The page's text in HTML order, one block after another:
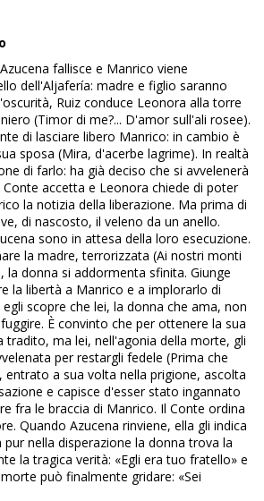
fallisce e Manrico viene
dell'Aljafería: madre e figlio saranno
Ruiz conduce Leonora alla torre
(Timor di me?... D'amor sull'ali rosee).
di lasciare libero Manrico: in cambio è
sposa (Mira, d'acerbe lagrime). In realtà
di farlo: ha già deciso che si avvelenerà
Conte accetta e Leonora chiede di poter
la notizia della liberazione. Ma prima di
di nascosto, il veleno da un anello.
sono in attesa della loro esecuzione.
la madre, terrorizzata (Ai nostri monti
la donna si addormenta sfinita. Giunge
la libertà a Manrico e a implorarlo di
scopre che lei, la donna che ama, non
È convinto che per ottenere la sua
tradito, ma lei, nell'agonia della morte, gli
per restargli fedele (Prima che
entrato a sua volta nella prigione, ascolta
e capisce d'esser stato ingannato
fra le braccia di Manrico. Il Conte ordina
Quando Azucena rinviene, ella gli indica
nella disperazione la donna trova la
la tragica verità: «Egli era tuo fratello» e
può finalmente gridare: «Sei